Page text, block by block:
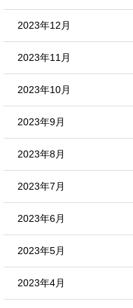
2023年12月
2023年11月
2023年10月
2023年9月
2023年8月
2023年7月
2023年6月
2023年5月
2023年4月